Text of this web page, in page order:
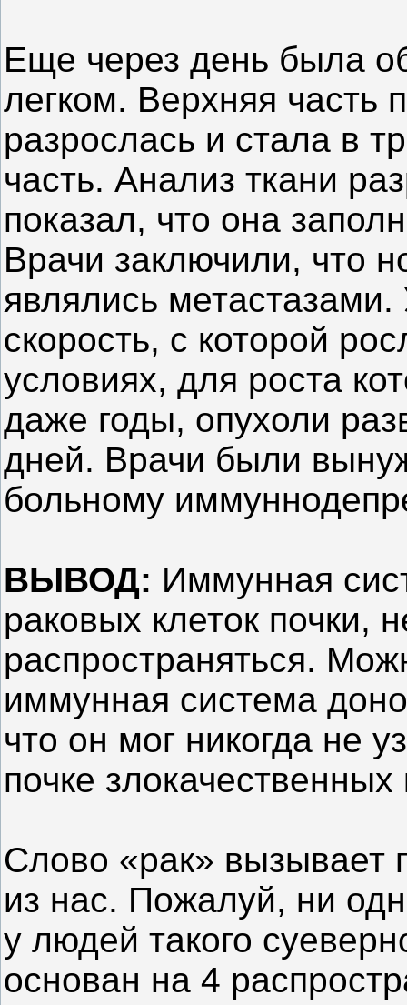
Еще через день была
легком. Верхняя часть
разрослась и стала в
часть. Анализ ткани
показал, что она
Врачи заключили, что
являлись
скорость, с которой
условиях, для роста
даже годы, опухоли
дней. Врачи были
больному
ВЫВОД: Иммунная
раковых клеток почки,
распространяться.
иммунная система
что он мог никогда не
почке злокачественных
Слово «рак» вызывает
из нас. Пожалуй, ни
у людей такого
основан на 4